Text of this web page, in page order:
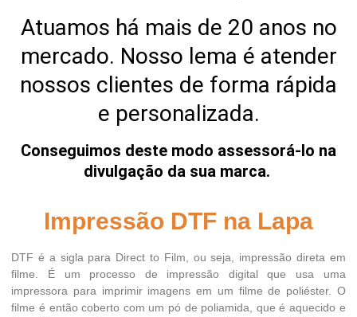
Atuamos há mais de 20 anos no
mercado. Nosso lema é atender
nossos clientes de forma rápida
e personalizada.
Conseguimos deste modo assessorá-lo na
divulgação da sua marca.
Impressão DTF na Lapa
DTF é a sigla para Direct to Film, ou seja, impressão direta em
filme. É um processo de impressão digital que usa uma
impressora para imprimir imagens em um filme de poliéster. O
filme é então coberto com um pó de poliamida, que é aquecido e